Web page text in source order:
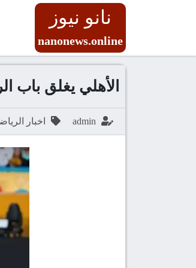
نانو نيوز
nanonews.online
الأهلي يغلق باب
admin اخبار